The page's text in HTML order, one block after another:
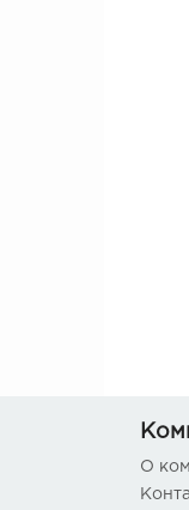
О